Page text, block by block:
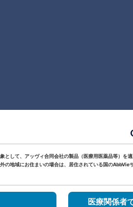
して、アッヴィ合同会社の製品（医療用医薬品等）を適
の地域にお住まいの場合は、居住されている国のAbbVie
医療関係者